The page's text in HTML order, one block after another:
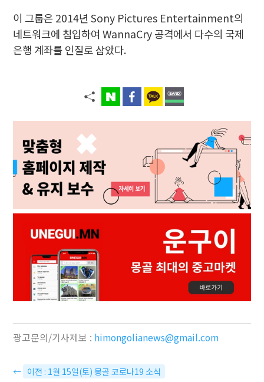
이 그룹은 2014년 Sony Pictures Entertainment의
네트워크에 침입하여 WannaCry 공격에서 다수의 국제
은행 계좌를 인질로 삼았다.
광고문의/기사제보 : himongolianews@gmail.com
← 이전 : 1월 15일(토) 몽골 코로나19 소식